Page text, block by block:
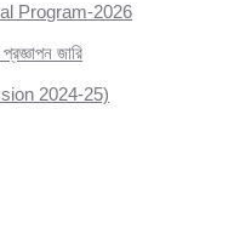
Program-2026
জারি
2024-25)